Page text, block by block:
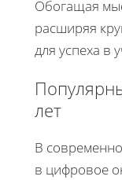
Обогащая
расширяя
для успеха в
лет
В
в цифровое